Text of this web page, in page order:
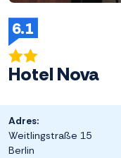
6.1
Hotel Nova
Adres:
Weitlingstraße 15
Berlin